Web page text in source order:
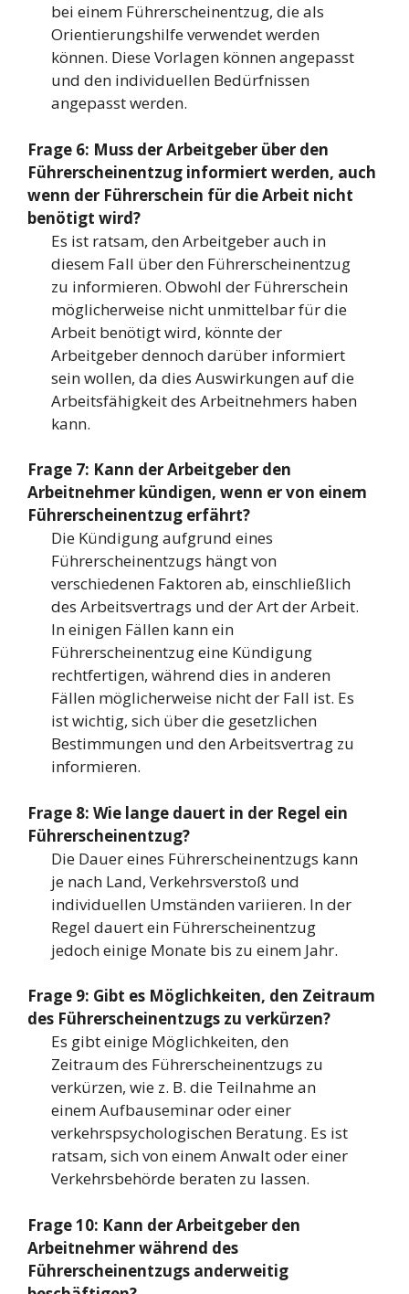
bei einem Führerscheinentzug, die als
Orientierungshilfe verwendet werden
können. Diese Vorlagen können angepasst
und den individuellen Bedürfnissen
angepasst werden.
Frage 6: Muss der Arbeitgeber über den
Führerscheinentzug informiert werden, auch
wenn der Führerschein für die Arbeit nicht
benötigt wird?
Es ist ratsam, den Arbeitgeber auch in
diesem Fall über den Führerscheinentzug
zu informieren. Obwohl der Führerschein
möglicherweise nicht unmittelbar für die
Arbeit benötigt wird, könnte der
Arbeitgeber dennoch darüber informiert
sein wollen, da dies Auswirkungen auf die
Arbeitsfähigkeit des Arbeitnehmers haben
kann.
Frage 7: Kann der Arbeitgeber den
Arbeitnehmer kündigen, wenn er von einem
Führerscheinentzug erfährt?
Die Kündigung aufgrund eines
Führerscheinentzugs hängt von
verschiedenen Faktoren ab, einschließlich
des Arbeitsvertrags und der Art der Arbeit.
In einigen Fällen kann ein
Führerscheinentzug eine Kündigung
rechtfertigen, während dies in anderen
Fällen möglicherweise nicht der Fall ist. Es
ist wichtig, sich über die gesetzlichen
Bestimmungen und den Arbeitsvertrag zu
informieren.
Frage 8: Wie lange dauert in der Regel ein
Führerscheinentzug?
Die Dauer eines Führerscheinentzugs kann
je nach Land, Verkehrsverstoß und
individuellen Umständen variieren. In der
Regel dauert ein Führerscheinentzug
jedoch einige Monate bis zu einem Jahr.
Frage 9: Gibt es Möglichkeiten, den Zeitraum
des Führerscheinentzugs zu verkürzen?
Es gibt einige Möglichkeiten, den
Zeitraum des Führerscheinentzugs zu
verkürzen, wie z. B. die Teilnahme an
einem Aufbauseminar oder einer
verkehrspsychologischen Beratung. Es ist
ratsam, sich von einem Anwalt oder einer
Verkehrsbehörde beraten zu lassen.
Frage 10: Kann der Arbeitgeber den
Arbeitnehmer während des
Führerscheinentzugs anderweitig